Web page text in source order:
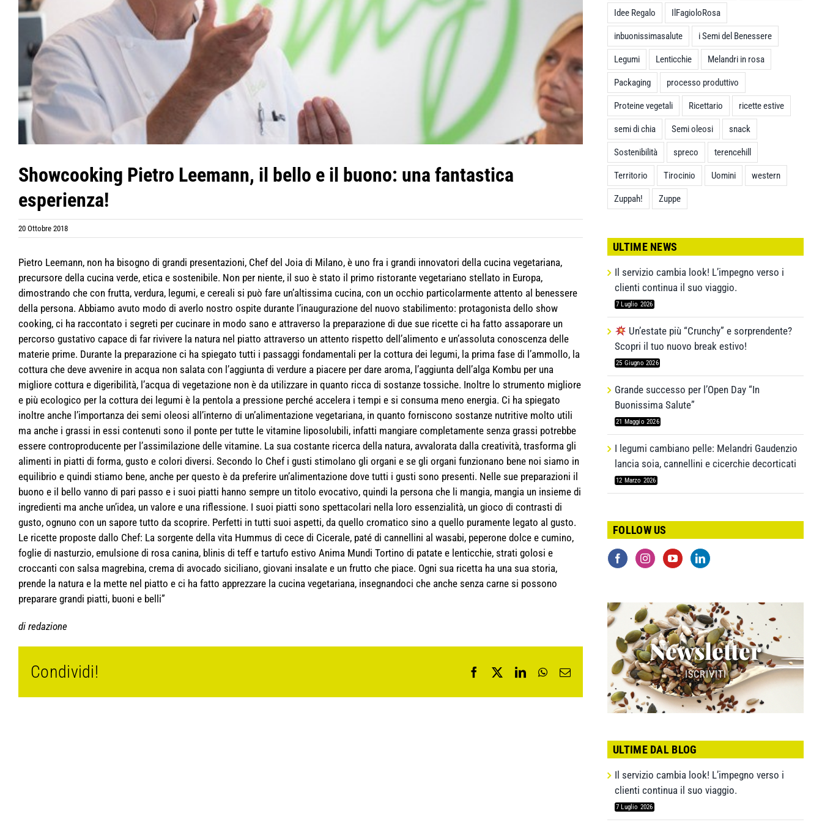
Showcooking Pietro Leemann, il bello e il buono: una fantastica
esperienza!
20 Ottobre 2018
Pietro Leemann, non ha bisogno di grandi presentazioni, Chef del Joia di Milano, è uno fra i grandi innovatori della cucina vegetariana,
precursore della cucina verde, etica e sostenibile. Non per niente, il suo è stato il primo ristorante vegetariano stellato in Europa,
dimostrando che con frutta, verdura, legumi, e cereali si può fare un’altissima cucina, con un occhio particolarmente attento al benessere
della persona. Abbiamo avuto modo di averlo nostro ospite durante l’inaugurazione del nuovo stabilimento: protagonista dello show
cooking, ci ha raccontato i segreti per cucinare in modo sano e attraverso la preparazione di due sue ricette ci ha fatto assaporare un
percorso gustativo capace di far rivivere la natura nel piatto attraverso un attento rispetto dell’alimento e un’assoluta conoscenza delle
materie prime. Durante la preparazione ci ha spiegato tutti i passaggi fondamentali per la cottura dei legumi, la prima fase di l’ammollo, la
cottura che deve avvenire in acqua non salata con l’aggiunta di verdure a piacere per dare aroma, l’aggiunta dell’alga Kombu per una
migliore cottura e digeribilità, l’acqua di vegetazione non è da utilizzare in quanto ricca di sostanze tossiche. Inoltre lo strumento migliore
e più ecologico per la cottura dei legumi è la pentola a pressione perché accelera i tempi e si consuma meno energia. Ci ha spiegato
inoltre anche l’importanza dei semi oleosi all’interno di un’alimentazione vegetariana, in quanto forniscono sostanze nutritive molto utili
ma anche i grassi in essi contenuti sono il ponte per tutte le vitamine liposolubili, infatti mangiare completamente senza grassi potrebbe
essere controproducente per l’assimilazione delle vitamine. La sua costante ricerca della natura, avvalorata dalla creatività, trasforma gli
alimenti in piatti di forma, gusto e colori diversi. Secondo lo Chef i gusti stimolano gli organi e se gli organi funzionano bene noi siamo in
equilibrio e quindi stiamo bene, anche per questo è da preferire un’alimentazione dove tutti i gusti sono presenti. Nelle sue preparazioni il
buono e il bello vanno di pari passo e i suoi piatti hanno sempre un titolo evocativo, quindi la persona che li mangia, mangia un insieme di
ingredienti ma anche un’idea, un valore e una riflessione. I suoi piatti sono spettacolari nella loro essenzialità, un gioco di contrasti di
gusto, ognuno con un sapore tutto da scoprire. Perfetti in tutti suoi aspetti, da quello cromatico sino a quello puramente legato al gusto.
Le ricette proposte dallo Chef: La sorgente della vita Hummus di cece di Cicerale, paté di cannellini al wasabi, peperone dolce e cumino,
foglie di nasturzio, emulsione di rosa canina, blinis di teff e tartufo estivo Anima Mundi Tortino di patate e lenticchie, strati golosi e
croccanti con salsa magrebina, crema di avocado siciliano, giovani insalate e un frutto che piace. Ogni sua ricetta ha una sua storia,
prende la natura e la mette nel piatto e ci ha fatto apprezzare la cucina vegetariana, insegnandoci che anche senza carne si possono
preparare grandi piatti, buoni e belli”
di redazione
Condividi! Facebook LinkedInWhatsApp
Email
Idee Regalo IlFagioloRosa
inbuonissimasalute i Semi del Benessere
Legumi Lenticchie Melandri in rosa
Packaging processo produttivo
Proteine vegetali Ricettario ricette estive
semi di chia Semi oleosi snack
Sostenibilità spreco terencehill
Territorio Tirocinio Uomini western
Zuppah! Zuppe
ULTIME NEWS
Il servizio cambia look! L’impegno verso i
clienti continua il suo viaggio.
7 Luglio 2026
Un’estate più “Crunchy” e sorprendente?
Scopri il tuo nuovo break estivo!
25 Giugno 2026
Grande successo per l’Open Day “In
Buonissima Salute”
21 Maggio 2026
I legumi cambiano pelle: Melandri Gaudenzio
lancia soia, cannellini e cicerchie decorticati
12 Marzo 2026
FOLLOW US
Newsletter
ISCRIVITI
ULTIME DAL BLOG
Il servizio cambia look! L’impegno verso i
clienti continua il suo viaggio.
7 Luglio 2026